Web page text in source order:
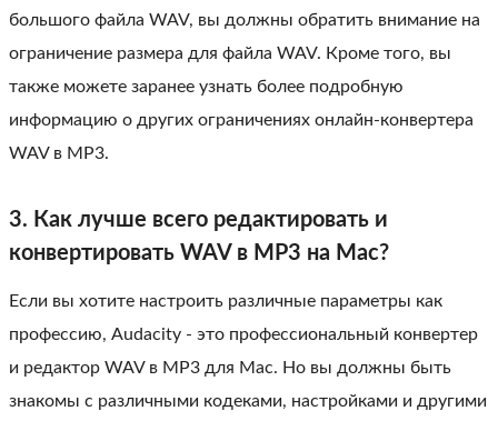
большого файла WAV, вы должны обратить внимание на
ограничение размера для файла WAV. Кроме того, вы
также можете заранее узнать более подробную
информацию о других ограничениях онлайн-конвертера
WAV в MP3.
3. Как лучше всего редактировать и
конвертировать WAV в MP3 на Mac?
Если вы хотите настроить различные параметры как
профессию, Audacity - это профессиональный конвертер
и редактор WAV в MP3 для Mac. Но вы должны быть
знакомы с различными кодеками, настройками и другими